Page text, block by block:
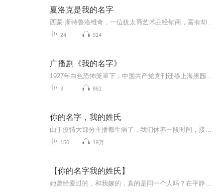
夏洛克是我的名字
24 914
广播剧《我的名字》
3 861
你的名字，我的姓氏
156 19万
【你的名字我的姓氏】